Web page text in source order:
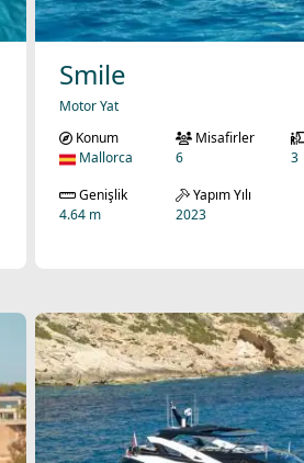
Smile
Motor Yat
Konum
Mallorca
Misafirler
6
3
Genişlik
4.64 m
Yapım Yılı
2023